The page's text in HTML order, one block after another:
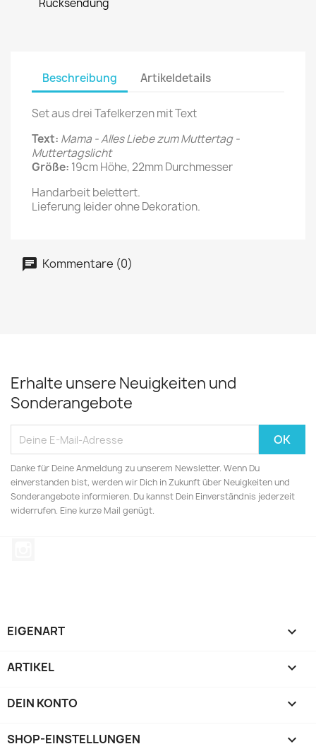
Rücksendung
Beschreibung Artikeldetails
Set aus drei Tafelkerzen mit Text
Text: Mama - Alles Liebe zum Muttertag -
Muttertagslicht
Größe: 19cm Höhe, 22mm Durchmesser
Handarbeit belettert.
Lieferung leider ohne Dekoration.
Kommentare (0)
Erhalte unsere Neuigkeiten und
Sonderangebote
Danke für Deine Anmeldung zu unserem Newsletter. Wenn Du
einverstanden bist, werden wir Dich in Zukunft über Neuigkeiten und
Sonderangebote informieren. Du kannst Dein Einverständnis jederzeit
widerrufen. Eine kurze Mail genügt.
EIGENART 
ARTIKEL 
DEIN KONTO 
SHOP-EINSTELLUNGEN keyboard_arrow_down